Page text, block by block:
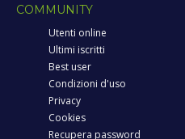
COMMUNITY
Utenti online
Ultimi iscritti
Best user
Condizioni d'uso
Privacy
Cookies
Recupera password